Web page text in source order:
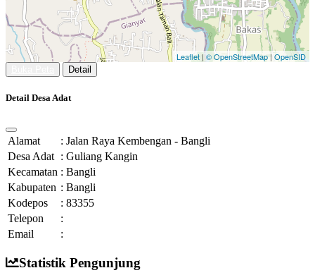
Leaflet | © OpenStreetMap |OpenSID
Detail
Detail Desa Adat
Alamat : Jalan Raya Kembengan - Bangli
Desa Adat : Guliang Kangin
Kecamatan : Bangli
Kabupaten : Bangli
Kodepos
: 83355
Telepon
:
Email
:
Statistik Pengunjung